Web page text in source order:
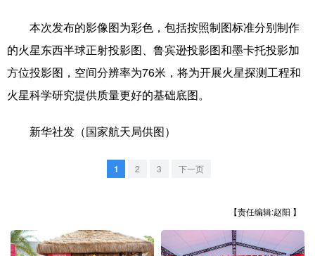
文化产业
地方频道
北京 天津
吉林
湖南
广东 广西 海南 重庆
本次发布的影像图为彩色，包括按照制图标准分别制作
的火星东西半球正射投影图、鲁宾逊投影图和墨卡托投影加
方位投影图，空间分辨率为76米，将为开展火星探测工程和
火星科学研究提供质量更好的基础底图。
新华社发（国家航天局供图）
1 2 3 下一页
【责任编辑:赵阳 】